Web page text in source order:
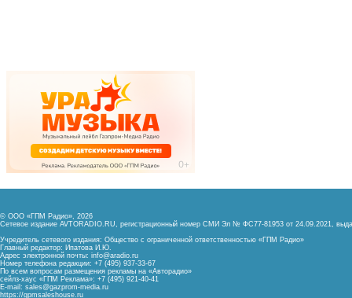
© ООО «ГПМ Радио», 2026
Сетевое издание AVTORADIO.RU, регистрационный номер СМИ Эл № ФС77-81953 от 24.09.2021,
Учредитель сетевого издания: Общество с ограниченной ответственностью «ГПМ Радио»
Главный редактор: Ипатова И.Ю.
Адрес электронной почты: info@aradio.ru
Номер телефона редакции: +7 (495) 937-33-67
По всем вопросам размещения рекламы на «Авторадио»
сейлз-хаус «ГПМ Реклама»: +7 (495) 921-40-41
E-mail: sales@gazprom-media.ru
https://gpmsaleshouse.ru